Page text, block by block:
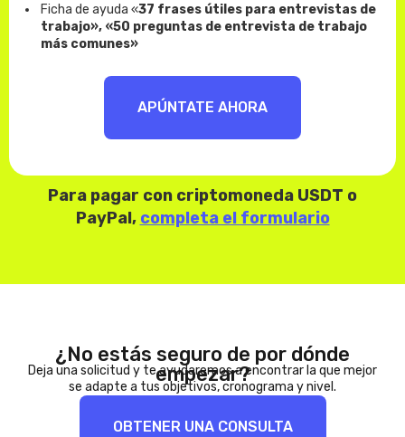
Ficha de ayuda «37 frases útiles para entrevistas de
trabajo», «50 preguntas de entrevista de trabajo
más comunes»
APÚNTATE AHORA
Para pagar con criptomoneda USDT o
PayPal, completa el formulario
¿No estás seguro de por dónde
empezar?
Deja una solicitud y te ayudaremos a encontrar la que mejor
se adapte a tus objetivos, cronograma y nivel.
OBTENER UNA CONSULTA